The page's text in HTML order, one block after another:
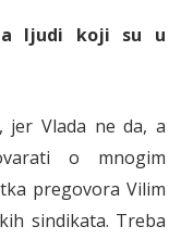
ljudi koji su u
jer Vlada ne da, a
o mnogim
pregovora Vilim
sindikata. Treba